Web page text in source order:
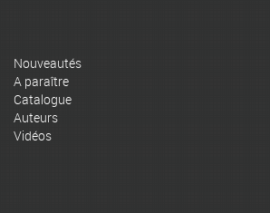
Nouveautés
A paraître
Catalogue
Auteurs
Vidéos